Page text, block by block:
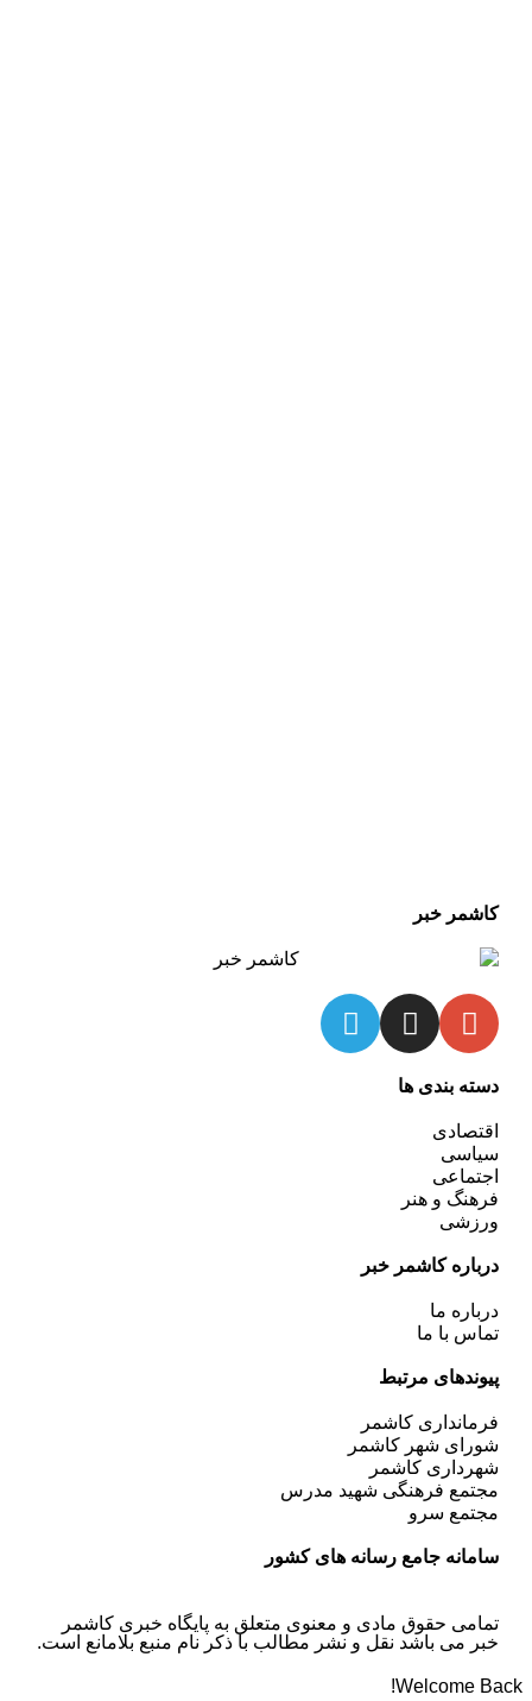
کاشمر خبر
دسته بندی ها
اقتصادی
سیاسی
اجتماعی
فرهنگ و هنر
ورزشی
درباره کاشمر خبر
درباره ما
تماس با ما
پیوندهای مرتبط
فرمانداری کاشمر
شورای شهر کاشمر
شهرداری کاشمر
مجتمع فرهنگی شهید مدرس
مجتمع سرو
سامانه جامع رسانه های کشور
تمامی حقوق مادی و معنوی متعلق به پایگاه خبری کاشمر
خبر می باشد نقل و نشر مطالب با ذکر نام منبع بلامانع است.
Welcome Back!